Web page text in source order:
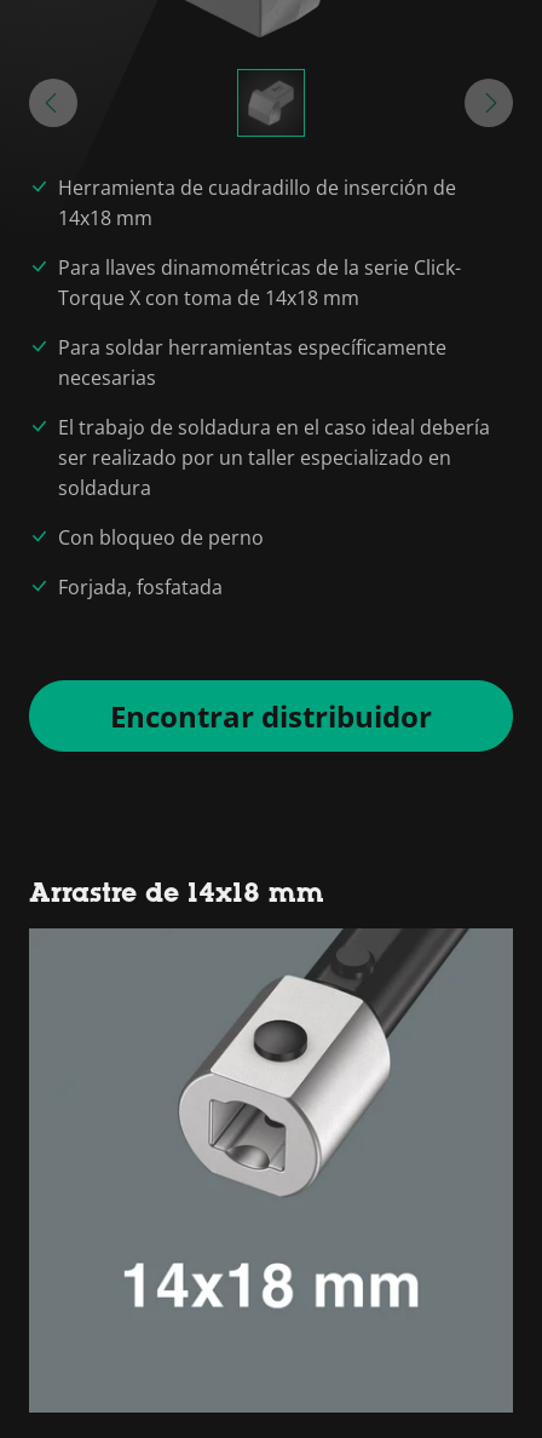
Herramienta de cuadradillo de inserción de
14x18 mm
Para llaves dinamométricas de la serie Click-
Torque X con toma de 14x18 mm
Para soldar herramientas específicamente
necesarias
El trabajo de soldadura en el caso ideal debería
ser realizado por un taller especializado en
soldadura
Con bloqueo de perno
Forjada, fosfatada
Encontrar distribuidor
Arrastre de 14x18 mm